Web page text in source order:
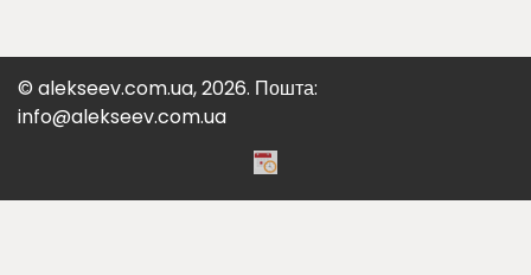
© alekseev.com.ua, 2026. Пошта:
info@alekseev.com.ua